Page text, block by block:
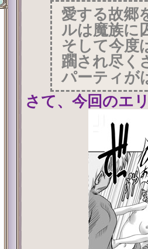
愛する故郷
ルは魔族に
そして今度
躙され尽く
パーティが
さて、今回のエ